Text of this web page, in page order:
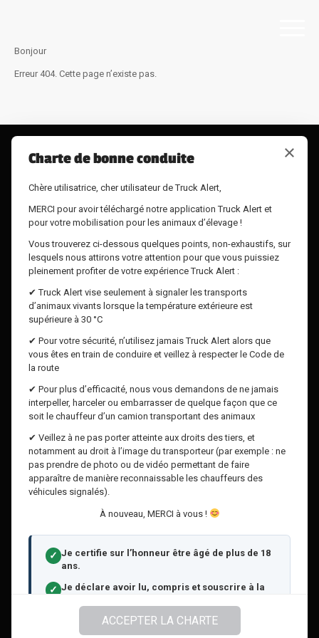
Bonjour
Erreur 404. Cette page n’existe pas.
×
Charte de bonne conduite
Chère utilisatrice, cher utilisateur de Truck Alert,
MERCI pour avoir téléchargé notre application Truck Alert et
pour votre mobilisation pour les animaux d’élevage !
Vous trouverez ci-dessous quelques points, non-exhaustifs, sur
lesquels nous attirons votre attention pour que vous puissiez
pleinement profiter de votre expérience Truck Alert :
✔ Truck Alert vise seulement à signaler les transports
d’animaux vivants lorsque la température extérieure est
supérieure à 30 °C
✔ Pour votre sécurité, n’utilisez jamais Truck Alert alors que
vous êtes en train de conduire et veillez à respecter le Code de
la route
✔ Pour plus d’efficacité, nous vous demandons de ne jamais
interpeller, harceler ou embarrasser de quelque façon que ce
soit le chauffeur d’un camion transportant des animaux
✔ Veillez à ne pas porter atteinte aux droits des tiers, et
notamment au droit à l’image du transporteur (par exemple : ne
pas prendre de photo ou de vidéo permettant de faire
apparaître de manière reconnaissable les chauffeurs des
véhicules signalés).
À nouveau, MERCI à vous !
✓ Je certifie sur l’honneur être âgé de plus de 18
ans.
✓ Je déclare avoir lu, compris et souscrire à la
et que le signalement auquel je vais procéder
correspond aux faits que j’ai constatés.
ACCEPTER LA CHARTE